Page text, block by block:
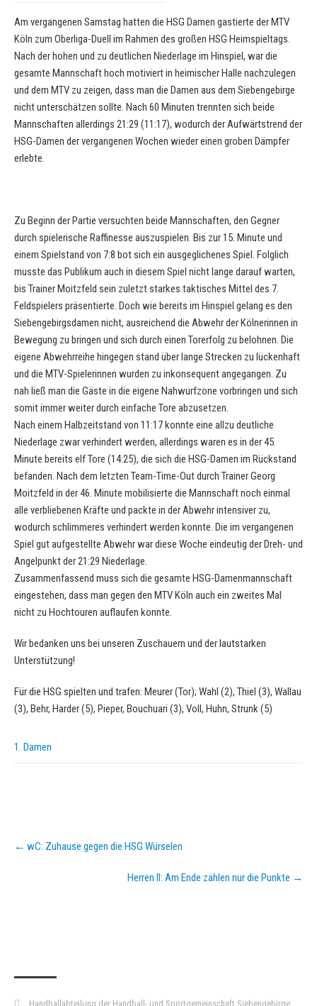
Am vergangenen Samstag hatten die HSG Damen gastierte der MTV
Köln zum Oberliga-Duell im Rahmen des großen HSG Heimspieltags.
Nach der hohen und zu deutlichen Niederlage im Hinspiel, war die
gesamte Mannschaft hoch motiviert in heimischer Halle nachzulegen
und dem MTV zu zeigen, dass man die Damen aus dem Siebengebirge
nicht unterschätzen sollte. Nach 60 Minuten trennten sich beide
Mannschaften allerdings 21:29 (11:17), wodurch der Aufwärtstrend der
HSG-Damen der vergangenen Wochen wieder einen groben Dämpfer
erlebte.
Zu Beginn der Partie versuchten beide Mannschaften, den Gegner
durch spielerische Raffinesse auszuspielen. Bis zur 15. Minute und
einem Spielstand von 7:8 bot sich ein ausgeglichenes Spiel. Folglich
musste das Publikum auch in diesem Spiel nicht lange darauf warten,
bis Trainer Moitzfeld sein zuletzt starkes taktisches Mittel des 7.
Feldspielers präsentierte. Doch wie bereits im Hinspiel gelang es den
Siebengebirgsdamen nicht, ausreichend die Abwehr der Kölnerinnen in
Bewegung zu bringen und sich durch einen Torerfolg zu belohnen. Die
eigene Abwehrreihe hingegen stand über lange Strecken zu lückenhaft
und die MTV-Spielerinnen wurden zu inkonsequent angegangen. Zu
nah ließ man die Gäste in die eigene Nahwurfzone vorbringen und sich
somit immer weiter durch einfache Tore abzusetzen.
Nach einem Halbzeitstand von 11:17 konnte eine allzu deutliche
Niederlage zwar verhindert werden, allerdings waren es in der 45.
Minute bereits elf Tore (14:25), die sich die HSG-Damen im Rückstand
befanden. Nach dem letzten Team-Time-Out durch Trainer Georg
Moitzfeld in der 46. Minute mobilisierte die Mannschaft noch einmal
alle verbliebenen Kräfte und packte in der Abwehr intensiver zu,
wodurch schlimmeres verhindert werden konnte. Die im vergangenen
Spiel gut aufgestellte Abwehr war diese Woche eindeutig der Dreh- und
Angelpunkt der 21:29 Niederlage.
Zusammenfassend muss sich die gesamte HSG-Damenmannschaft
eingestehen, dass man gegen den MTV Köln auch ein zweites Mal
nicht zu Hochtouren auflaufen konnte.
Wir bedanken uns bei unseren Zuschauern und der lautstarken
Unterstützung!
Für die HSG spielten und trafen: Meurer (Tor); Wahl (2), Thiel (3), Wallau
(3), Behr, Harder (5), Pieper, Bouchuari (3), Voll, Huhn, Strunk (5)
1. Damen
Post
navigation
← wC: Zuhause gegen die HSG Würselen
Herren II: Am Ende zählen nur die Punkte →
Handballabteilung der Handball- und Sportgemeinschaft Siebengebirge